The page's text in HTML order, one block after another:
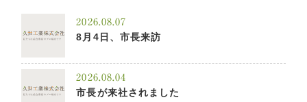
2026.08.07
8月4日、市長来訪
2026.08.04
市長が来社されました